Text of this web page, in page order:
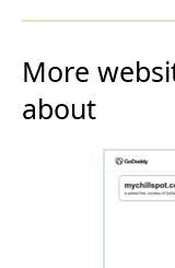
More
about